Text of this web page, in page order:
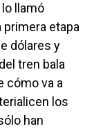
llamó
primera etapa
dólares y
tren bala
cómo va a
los
han